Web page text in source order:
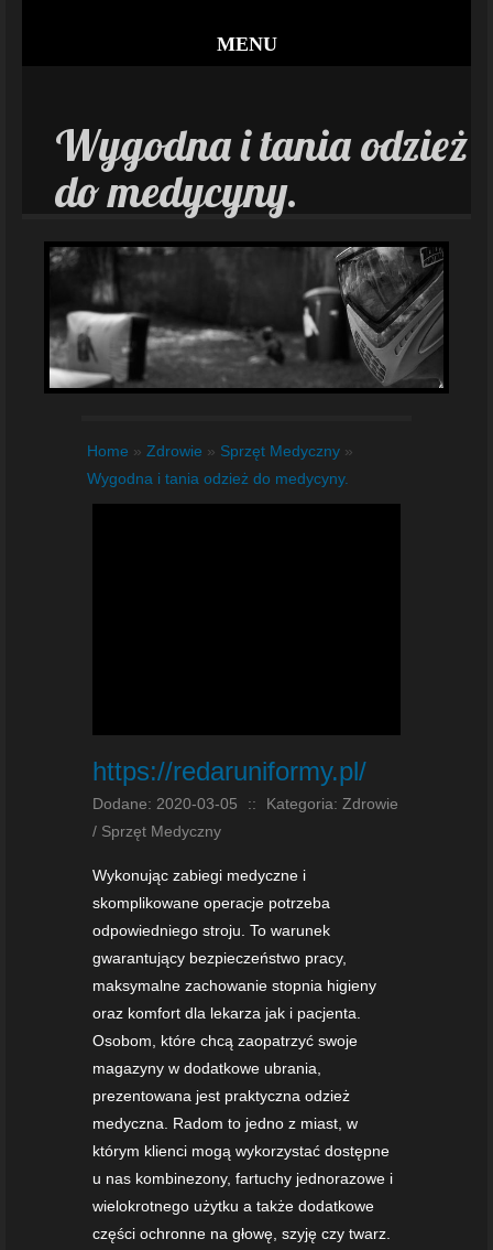
MENU
Wygodna i tania odzież
do medycyny.
Home » Zdrowie » Sprzęt Medyczny »
Wygodna i tania odzież do medycyny.
https://redaruniformy.pl/
Dodane: 2020-03-05 ::
Kategoria: Zdrowie
/ Sprzęt Medyczny
Wykonując zabiegi medyczne i
skomplikowane operacje potrzeba
odpowiedniego stroju. To warunek
gwarantujący bezpieczeństwo pracy,
maksymalne zachowanie stopnia higieny
oraz komfort dla lekarza jak i pacjenta.
Osobom, które chcą zaopatrzyć swoje
magazyny w dodatkowe ubrania,
prezentowana jest praktyczna odzież
medyczna. Radom to jedno z miast, w
którym klienci mogą wykorzystać dostępne
u nas kombinezony, fartuchy jednorazowe i
wielokrotnego użytku a także dodatkowe
części ochronne na głowę, szyję czy twarz.